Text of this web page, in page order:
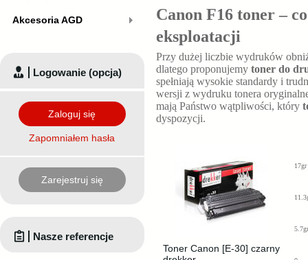
Canon F16 toner –
eksploatacji
Przy dużej liczbie wydruków
dlatego proponujemy toner do
spełniają wysokie standardy i
wersji z wydruku tonera
mają Państwo wątpliwości, który
dyspozycji.
Toner Canon [E-30] czarny
17gr
5.7gr
Akcesoria AGD
Logowanie (opcja)
Zaloguj się
Zapomniałem hasła
Zarejestruj się
Nasze referencje